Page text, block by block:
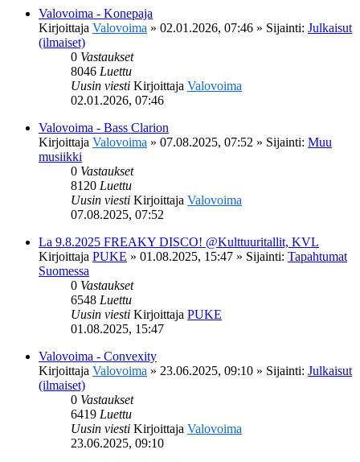
Valovoima - Konepaja
Kirjoittaja Valovoima » 02.01.2026, 07:46 » Sijainti: Julkaisut
(ilmaiset)
0 Vastaukset
8046 Luettu
Uusin viesti Kirjoittaja Valovoima
02.01.2026, 07:46
Valovoima - Bass Clarion
Kirjoittaja Valovoima » 07.08.2025, 07:52 » Sijainti: Muu
musiikki
0 Vastaukset
8120 Luettu
Uusin viesti Kirjoittaja Valovoima
07.08.2025, 07:52
La 9.8.2025 FREAKY DISCO! @Kulttuuritallit, KVL
Kirjoittaja PUKE » 01.08.2025, 15:47 » Sijainti: Tapahtumat
Suomessa
0 Vastaukset
6548 Luettu
Uusin viesti Kirjoittaja PUKE
01.08.2025, 15:47
Valovoima - Convexity
Kirjoittaja Valovoima » 23.06.2025, 09:10 » Sijainti: Julkaisut
(ilmaiset)
0 Vastaukset
6419 Luettu
Uusin viesti Kirjoittaja Valovoima
23.06.2025, 09:10